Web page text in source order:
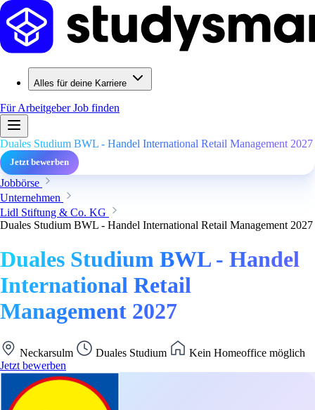
Alles für deine Karriere
Für ArbeitgeberJob finden
Duales Studium BWL - Handel International Retail Management 2027
Jetzt bewerben
Jobbörse
Unternehmen
Lidl Stiftung & Co. KG
Duales Studium BWL - Handel International Retail Management 2027
Duales Studium BWL - Handel
International Retail
Management 2027
Neckarsulm Duales Studium
Kein Homeoffice möglich
Jetzt bewerben